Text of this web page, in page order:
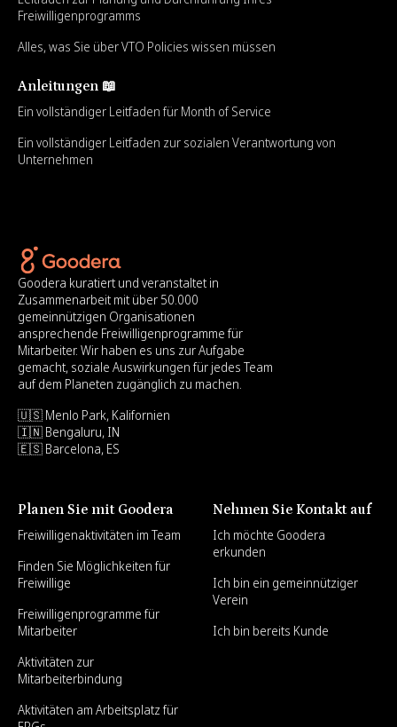
Freiwilligenprogramms
Alles, was Sie über VTO Policies wissen müssen
Anleitungen 📖
Ein vollständiger Leitfaden für Month of Service
Ein vollständiger Leitfaden zur sozialen Verantwortung von
Unternehmen
Goodera kuratiert und veranstaltet in
Zusammenarbeit mit über 50.000
gemeinnützigen Organisationen
ansprechende Freiwilligenprogramme für
Mitarbeiter. Wir haben es uns zur Aufgabe
gemacht, soziale Auswirkungen für jedes Team
auf dem Planeten zugänglich zu machen.
🇺🇸 Menlo Park, Kalifornien
🇮🇳 Bengaluru, IN
🇪🇸 Barcelona, ES
Planen Sie mit Goodera
Freiwilligenaktivitäten im Team
Finden Sie Möglichkeiten für
Freiwillige
Freiwilligenprogramme für
Mitarbeiter
Aktivitäten zur
Mitarbeiterbindung
Aktivitäten am Arbeitsplatz für
Nehmen Sie Kontakt auf
Ich möchte Goodera
erkunden
Ich bin ein gemeinnütziger
Verein
Ich bin bereits Kunde